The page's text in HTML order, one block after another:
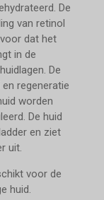
De
van retinol
dat het
in de
De
regeneratie
worden
De huid
en ziet
uit.
voor de
huid.